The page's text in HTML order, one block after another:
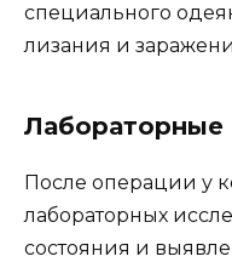
специального
лизания и
Лабораторные
После операции у
лабораторных
состояния и